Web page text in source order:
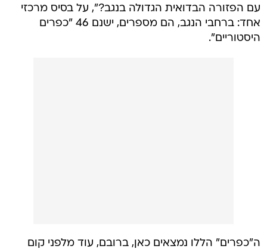
עם הפזורה הבדואית הגדולה בנגב?", על בסיס מרכזי
אחד: ברחבי הנגב, הם מספרים, ישנם 46 "כפרים
היסטוריים".
ה"כפרים" הללו נמצאים כאן, ברובם, עוד מלפני קום